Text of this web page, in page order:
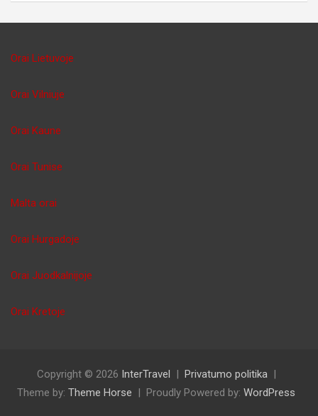
Orai Lietuvoje
Orai Vilniuje
Orai Kaune
Orai Tunise
Malta orai
Orai Hurgadoje
Orai Juodkalnijoje
Orai Kretoje
Copyright © 2026 InterTravel
Privatumo politika
Theme by: Theme Horse Proudly Powered by: WordPress